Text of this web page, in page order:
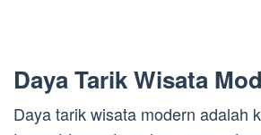
Daya Tarik Wisata
Daya tarik wisata modern adalah